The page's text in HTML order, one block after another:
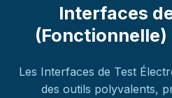
Interfaces
Les Interfaces de Test
des outils polyvalents,